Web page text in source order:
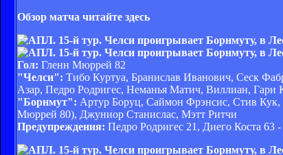
Обзор матча читайте здесь
Гол: Гленн Мюррей 82
"Челси": Тибо Куртуа, Бранислав Иванович, Сеск
Азар, Педро Родригес, Неманья Матич, Виллиан, Гари
"Борнмут": Артур Боруц, Саймон Фрэнсис, Стив
Мюррей 80), Джуниор Станислас, Мэтт Ритчи
Предупреждения: Педро Родригес 21, Диего Коста